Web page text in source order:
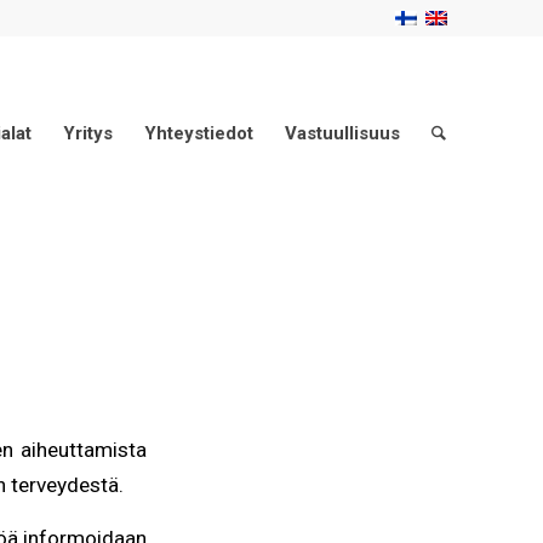
Yritys Yhteystiedot Vastuullisuus
aiheuttamista
terveydestä.
informoidaan